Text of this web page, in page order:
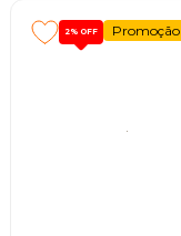
2% OFF Promoção